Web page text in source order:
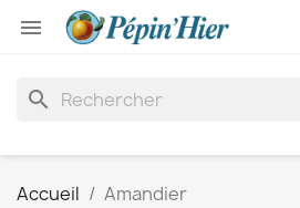

search
Accueil Amandier